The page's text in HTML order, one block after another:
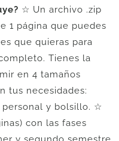
☆ Un archivo .zip
1 página que puedes
que quieras para
Tienes la
en 4 tamaños
tus necesidades:
personal y bolsillo. ☆
con las fases